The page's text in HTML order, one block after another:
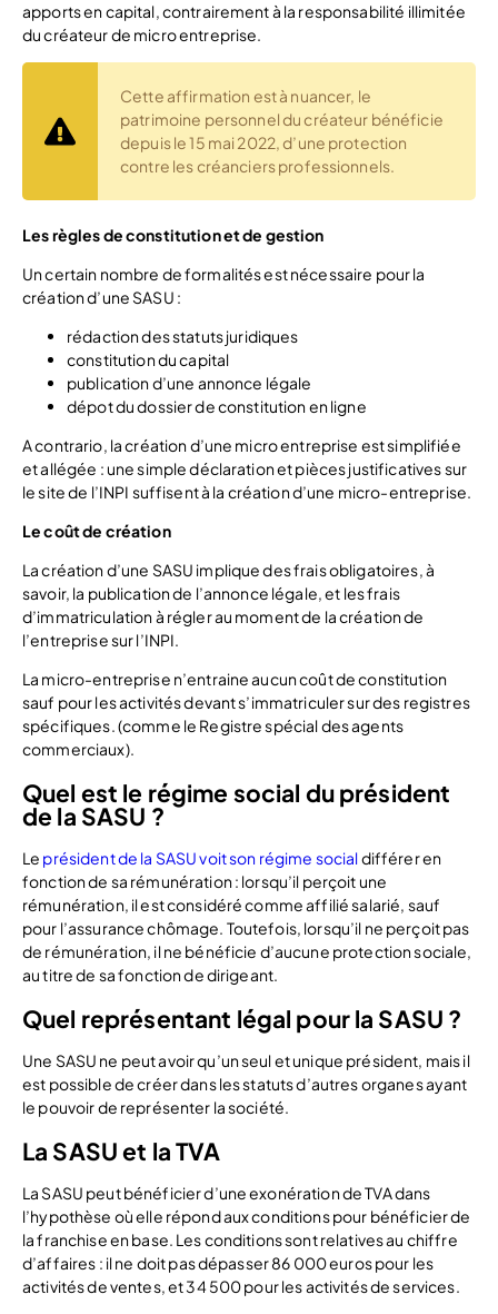
apports en capital, contrairement à la responsabilité illimitée
du créateur de micro entreprise.
Cette affirmation est à nuancer, le
patrimoine personnel du créateur bénéficie
depuis le 15 mai 2022, d’une protection
contre les créanciers professionnels.
Les règles de constitution et de gestion
Un certain nombre de formalités est nécessaire pour la
création d’une SASU :
rédaction des statuts juridiques
constitution du capital
publication d’une annonce légale
dépot du dossier de constitution en ligne
A contrario, la création d’une micro entreprise est simplifiée
et allégée : une simple déclaration et pièces justificatives sur
le site de l’INPI suffisent à la création d’une micro-entreprise.
Le coût de création
La création d’une SASU implique des frais obligatoires, à
savoir, la publication de l’annonce légale, et les frais
d’immatriculation à régler au moment de la création de
l’entreprise sur l’INPI.
La micro-entreprise n’entraine aucun coût de constitution
sauf pour les activités devant s’immatriculer sur des registres
spécifiques. (comme le Registre spécial des agents
commerciaux).
Quel est le régime social du président
de la SASU ?
Le président de la SASU voit son régime socialdifférer en
fonction de sa rémunération : lorsqu’il perçoit une
rémunération, il est considéré comme affilié salarié, sauf
pour l’assurance chômage. Toutefois, lorsqu’il ne perçoit pas
de rémunération, il ne bénéficie d’aucune protection sociale,
au titre de sa fonction de dirigeant.
Quel représentant légal pour la SASU ?
Une SASU ne peut avoir qu’un seul et unique président, mais il
est possible de créer dans les statuts d’autres organes ayant
le pouvoir de représenter la société.
La SASU et la TVA
La SASU peut bénéficier d’une exonération de TVA dans
l’hypothèse où elle répond aux conditions pour bénéficier de
la franchise en base. Les conditions sont relatives au chiffre
d’affaires : il ne doit pas dépasser 86 000 euros pour les
activités de ventes, et 34 500 pour les activités de services.